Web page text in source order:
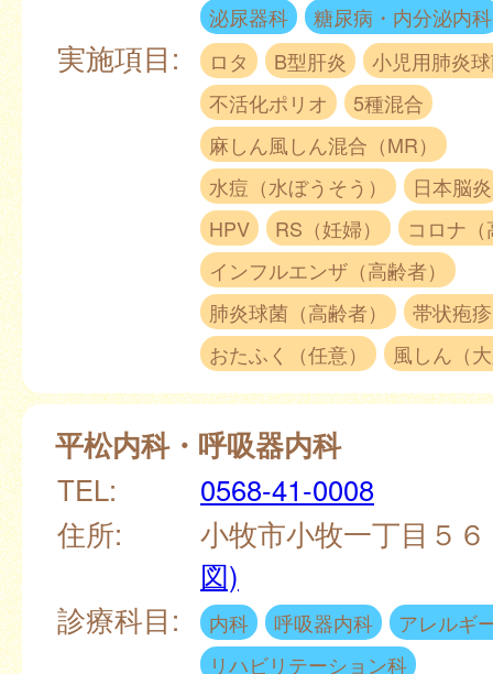
泌尿器科
糖尿病・内分泌内科
実施項目: ロタ B型肝炎
小児用肺炎
不活化ポリオ
5種混合
麻しん風しん混合（MR）
水痘（水ぼうそう）
日本脳炎
HPV
RS（妊婦）
コロナ
インフルエンザ（高齢者）
肺炎球菌（高齢者）
帯状疱
おたふく（任意）
風しん（
平松内科・呼吸器内科
TEL:
0568-41-0008
住所:
小牧市小牧一丁目５
図)
診療科目:
内科 呼吸器内科
アレルギ
リハビリテーション科